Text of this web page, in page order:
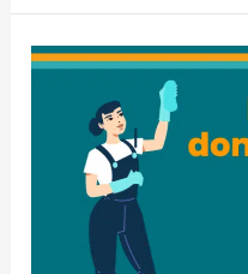
empregada
doméstica
mandada
embora